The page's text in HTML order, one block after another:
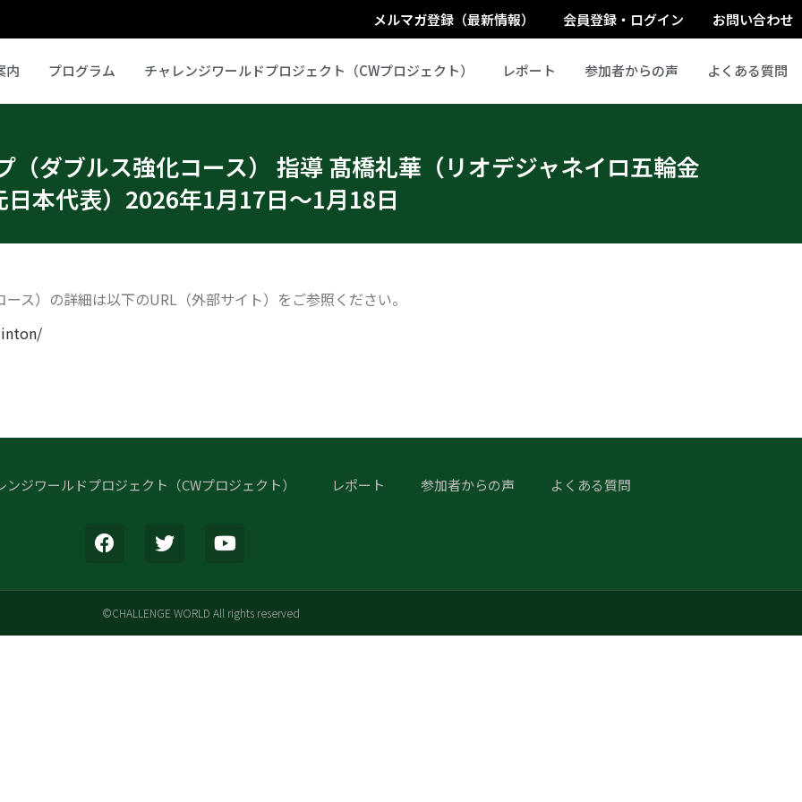
メルマガ登録（最新情報） 会員登録・ログイン お問い合わせ
内 プログラム チャレンジワールドプロジェクト（CWプロジェクト） レポート 参加者からの声 よくある質問
（ダブルス強化コース） 指導 髙橋礼華（リオデジャネイロ五輪金
本代表）2026年1月17日〜1月18日
ス）の詳細は以下のURL（外部サイト）をご参照ください。
ンジワールドプロジェクト（CWプロジェクト） レポート 参加者からの声 よくある質問
©CHALLENGE WORLD All rights reserved